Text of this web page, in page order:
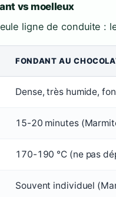
vs moelleux
ligne de conduite :
FONDANT AU
Dense, très humide,
15-20 minutes
170-190 °C (ne pas
Souvent individuel